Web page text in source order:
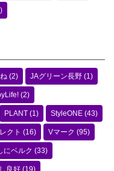
(2) JAグリーン長野 (1)
(2)
PLANT (1) StyleONE (43)
クト (16) Vマーク (95)
にベルク (33)